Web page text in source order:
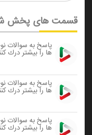
قسمت های پخش
پاسخ به سوالات
ها را بیشتر درك
پاسخ به سوالات
ها را بیشتر درك
پاسخ به سوالات
ها را بیشتر درك